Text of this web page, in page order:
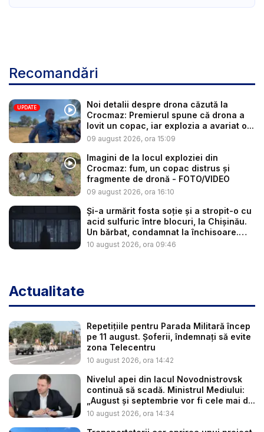
Recomandări
UPDATE
Noi detalii despre drona căzută la
Crocmaz: Premierul spune că drona a
lovit un copac, iar explozia a avariat o...
09 august 2026, ora 15:09
Imagini de la locul exploziei din
Crocmaz: fum, un copac distrus și
fragmente de dronă - FOTO/VIDEO
09 august 2026, ora 16:10
Și-a urmărit fosta soție și a stropit-o cu
acid sulfuric între blocuri, la Chișinău.
Un bărbat, condamnat la închisoare.
Ce...
10 august 2026, ora 09:46
Actualitate
Repetițiile pentru Parada Militară încep
pe 11 august. Șoferii, îndemnați să evite
zona Telecentru
10 august 2026, ora 14:42
Nivelul apei din lacul Novodnistrovsk
continuă să scadă. Ministrul Mediului:
„August și septembrie vor fi cele mai d...
10 august 2026, ora 14:34